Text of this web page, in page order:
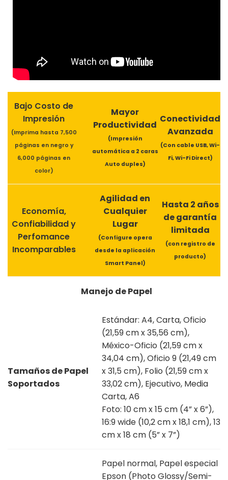
Bajo Costo de
Impresión
(Imprima hasta 7,500
páginas en negro y
6,000 páginas en
color)
Mayor
Productividad
(Impresión
automática a 2 caras
Auto duples)
Conectividad
Avanzada
(Con cable USB, Wi-
Fi, Wi-Fi Direct)
Economía,
Confiabilidad y
Perfomance
Incomparables
Agilidad en
Cualquier
Lugar
(Configure opera
desde la aplicación
Smart Panel)
Hasta 2 años
de garantía
limitada
(con registro de
producto)
Manejo de Papel
Tamaños de Papel
Soportados
Estándar: A4, Carta, Oficio
(21,59 cm x 35,56 cm),
México-Oficio (21,59 cm x
34,04 cm), Oficio 9 (21,49 cm
x 31,5 cm), Folio (21,59 cm x
33,02 cm), Ejecutivo, Media
Carta, A6
Foto: 10 cm x 15 cm (4” x 6”),
16:9 wide (10,2 cm x 18,1 cm), 13
cm x 18 cm (5” x 7”)
Papel normal, Papel especial
Epson (Photo Glossy/Semi-